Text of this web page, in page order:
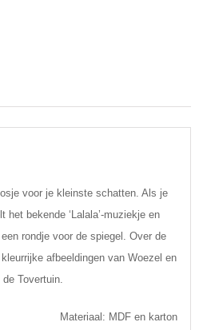
voor je kleinste schatten. Als je
het bekende ‘Lalala’-muziekje en
rondje voor de spiegel. Over de
afbeeldingen van Woezel en
Tovertuin.
Materiaal: MDF en karton